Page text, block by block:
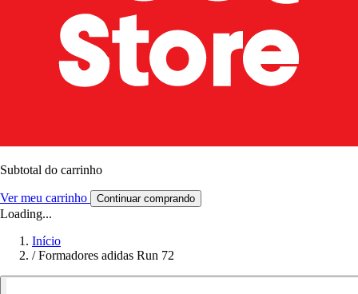
Subtotal do carrinho
Ver meu carrinho Continuar comprando
Loading...
Início
/ Formadores adidas Run 72